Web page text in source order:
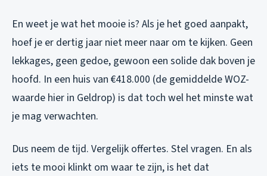
En weet je wat het mooie is? Als je het goed aanpakt,
hoef je er dertig jaar niet meer naar om te kijken. Geen
lekkages, geen gedoe, gewoon een solide dak boven je
hoofd. In een huis van €418.000 (de gemiddelde WOZ-
waarde hier in Geldrop) is dat toch wel het minste wat
je mag verwachten.
Dus neem de tijd. Vergelijk offertes. Stel vragen. En als
iets te mooi klinkt om waar te zijn, is het dat